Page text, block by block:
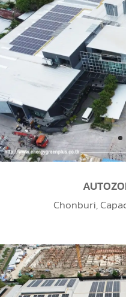
Chonburi,